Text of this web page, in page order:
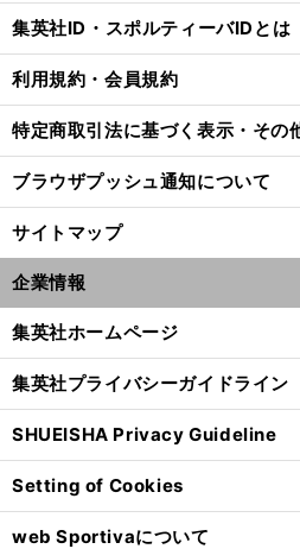
】
集英社ID・スポルティーバIDとは
利用規約・会員規約
特定商取引法に基づく表示・その
ブラウザプッシュ通知について
サイトマップ
企業情報
集英社ホームページ
集英社プライバシーガイドライン
SHUEISHA Privacy Guideline
Setting of Cookies
web Sportivaについて